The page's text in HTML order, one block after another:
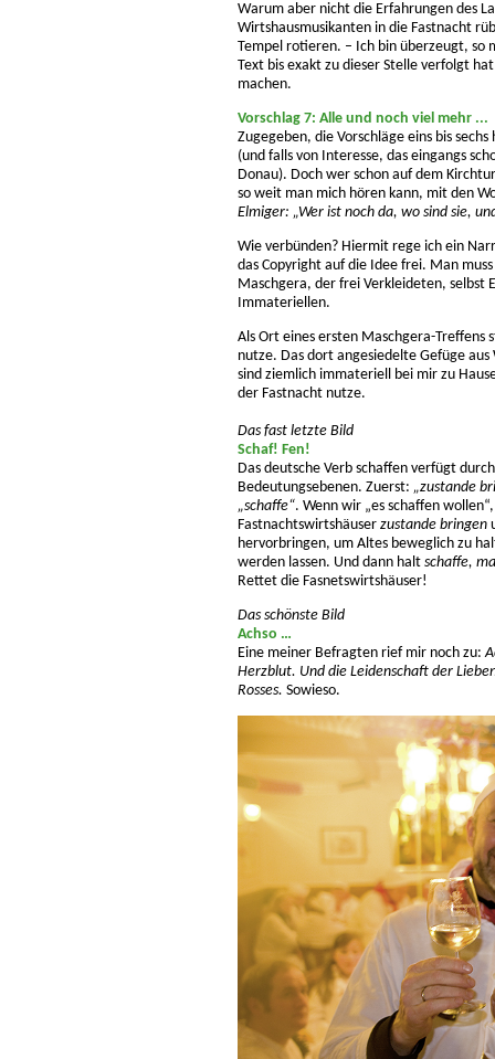
Warum aber nicht die Erfahrungen des
Wirtshausmusikanten in die Fastnacht
Tempel rotieren. – Ich bin überzeugt, so
Text bis exakt zu dieser Stelle verfolgt
machen.
Vorschlag 7: Alle und noch viel mehr ...
Zugegeben, die Vorschläge eins bis
(und falls von Interesse, das eingangs
Donau). Doch wer schon auf dem
so weit man mich hören kann, mit den
Elmiger: „Wer ist noch da, wo sind sie,
Wie verbünden? Hiermit rege ich ein
das Copyright auf die Idee frei. Man
Maschgera, der frei Verkleideten, selbst
Immateriellen.
Als Ort eines ersten Maschgera-Treffens
nutze. Das dort angesiedelte Gefüge
sind ziemlich immateriell bei mir zu
der Fastnacht nutze.
Das fast letzte Bild
Schaf! Fen!
Das deutsche Verb schaffen verfügt
Bedeutungsebenen. Zuerst: „zustande
„schaffe“. Wenn wir „es schaffen
Fastnachtswirtshäuser zustande bringen
hervorbringen, um Altes beweglich zu
werden lassen. Und dann halt schaffe,
Rettet die Fasnetswirtshäuser!
Das schönste Bild
Achso …
Eine meiner Befragten rief mir noch zu:
Herzblut. Und die Leidenschaft der
Rosses. Sowieso.